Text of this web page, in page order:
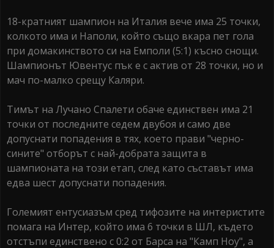
18-кратният шампион на Италия вече има 25 точки,
колкото има и Наполи, който също вкара пет гола
при домакинството си на Емполи (5:1) късно снощи.
Шампионът Ювентус пък е с актив от 28 точки, но и
мач по-малко срещу Каляри.
Тимът на Лучано Спалети обаче единствен има 21
точки от последните седем двубоя и само две
допуснати попадения в тях, което прави "черно-
сините" отборът с най-добрата защита в
шампионата на този етап, след като съставът има
едва шест допуснати попадения.
Големият ентусиазъм сред тифозите на интеристите
помага на Интер, който има 6 точки в ШЛ, където
отстъпи единствено с 0:2 от Барса на "Камп Ноу", а